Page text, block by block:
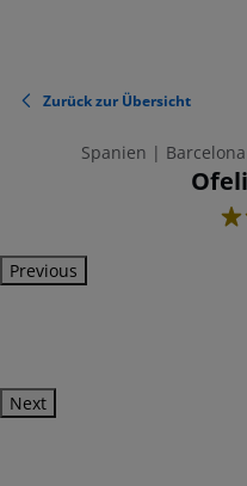
Zurück zur Übersicht
Spanien |
4
Previous
Next